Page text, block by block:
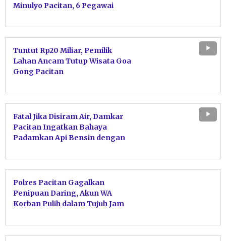
Minulyo Pacitan, 6 Pegawai
Tuntut Rp20 Miliar, Pemilik
Lahan Ancam Tutup Wisata Goa
Gong Pacitan
Fatal Jika Disiram Air, Damkar
Pacitan Ingatkan Bahaya
Padamkan Api Bensin dengan
Polres Pacitan Gagalkan
Penipuan Daring, Akun WA
Korban Pulih dalam Tujuh Jam